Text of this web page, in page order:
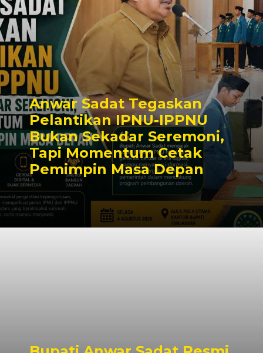
Anwar Sadat Tegaskan
Pelantikan IPNU-IPPNU
Bukan Sekadar Seremoni,
Tapi Momentum Cetak
Pemimpin Masa Depan